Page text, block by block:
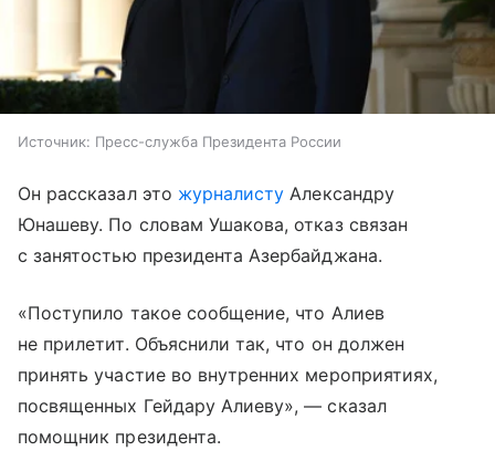
Источник: Пресс-служба Президента России
Он рассказал это журналисту Александру
Юнашеву. По словам Ушакова, отказ связан
с занятостью президента Азербайджана.
«Поступило такое сообщение, что Алиев
не прилетит. Объяснили так, что он должен
принять участие во внутренних мероприятиях,
посвященных Гейдару Алиеву», — сказал
помощник президента.